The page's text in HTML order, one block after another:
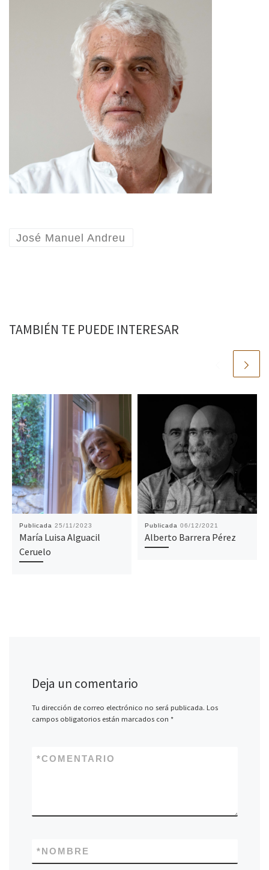
José Manuel Andreu
TAMBIÉN TE PUEDE INTERESAR
Publicada 25/11/2023
María Luisa Alguacil
Ceruelo
Publicada 06/12/2021
Alberto Barrera Pérez
Deja un comentario
Tu dirección de correo electrónico no será publicada. Los
campos obligatorios están marcados con *
COMENTARIO
*
NOMBRE
*